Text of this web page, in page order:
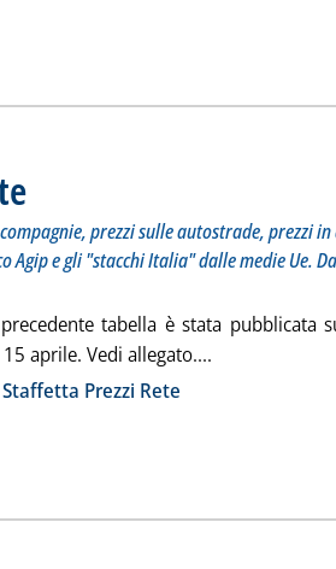
. Sottotitolo: Il punto settimanale su prezzi delle
prezzi sulle autostrade, prezzi
e gli "stacchi Italia" dalle medie Ue.
tabella è stata pubblicata
aprile. Vedi allegato.... Leggi tutta
Staffetta Prezzi Rete